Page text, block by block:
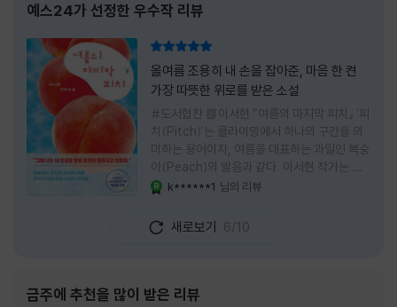
예스24가 선정한 우수작 리뷰
올여름 조용히 내 손을 잡아준, 마음 한 켠
가장 따뜻한 위로를 받은 소설
#도서협찬 📗이서현 『여름의 마지막 피치』 '피
치(Pitch)'는 클라이밍에서 하나의 구간을 의
미하는 용어이자, 여름을 대표하는 과일인 복숭
아(Peach)의 발음과 같다. 이서현 작가는 이
중의적인 제목 안에 소설이 전하고 싶은 메시지
럼 가장 달콤하고 찬란한 계절인 여름. 하지만
그 여름도 끝이 있다. 그리고 클라이밍의 피치
피치』는 끝나가는 여름의 아쉬움과 새로운 계
k******1 님의 리뷰
새로보기 6/10
금주에 추천을 많이 받은 리뷰